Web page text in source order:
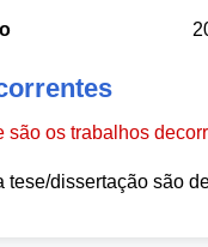
são os trabalhos
tese/dissertação são